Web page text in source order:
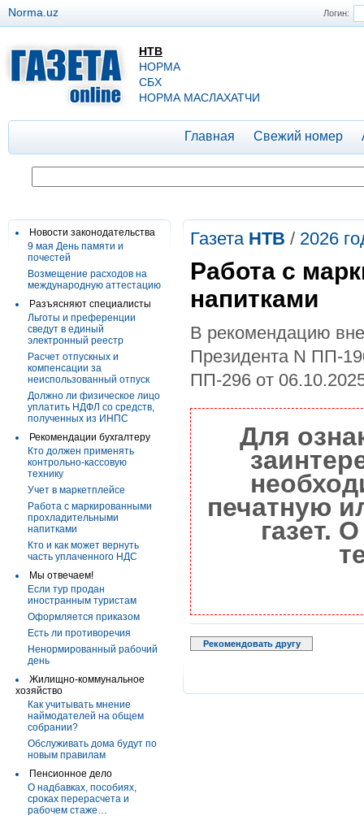
Логин:
Norma.uz
НТВ
НОРМА
СБХ
НОРМА МАСЛАХАТЧИ
Главная Свежий номер
Новости законодательства
9 мая День памяти и
почестей
Возмещение расходов на
международную аттестацию
Разъясняют специалисты
Льготы и преференции
сведут в единый
электронный реестр
Расчет отпускных и
компенсации за
неиспользованный отпуск
Должно ли физическое лицо
уплатить НДФЛ со средств,
полученных из ИНПС
Рекомендации бухгалтеру
Кто должен применять
контрольно-кассовую
технику
Учет в маркетплейсе
Работа с маркированными
прохладительными
напитками
Кто и как может вернуть
часть уплаченного НДС
Мы отвечаем!
Если тур продан
иностранным туристам
Оформляется приказом
Есть ли противоречия
Ненормированный рабочий
день
Жилищно-коммунальное
хозяйство
Как учитывать мнение
наймодателей на общем
собрании?
Обслуживать дома будут по
новым правилам
Пенсионное дело
О надбавках, пособиях,
сроках перерасчета и
рабочем стаже…
Газета НТВ / 2026
Работа с
напитками
В рекомендацию
Президента N ПП-
ПП-296 от
Для
печатную
газет.
Рекомендовать другу